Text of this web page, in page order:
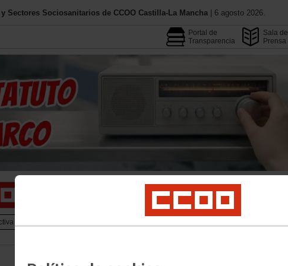
Sectores Sociosanitarios de CCOO Castilla-La Mancha | 6 agosto 2026.
Portal de
Transparencia
Sala de
Prensa
Conoce CCOO